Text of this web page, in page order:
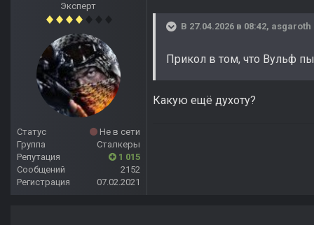
Эксперт
Статус
Не в сети
Группа
Сталкеры
Репутация
1 015
Сообщений
2152
Регистрация
07.02.2021
В 27.04.2026 в 08:42, asgaroth
Прикол в том, что Вульф
Какую ещё духоту?